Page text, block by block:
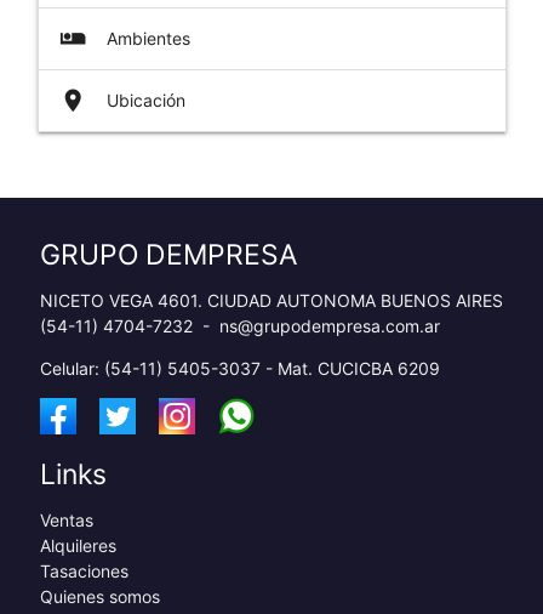
airline_seat_individual_suite Ambientes
place Ubicación
GRUPO DEMPRESA
NICETO VEGA 4601. CIUDAD AUTONOMA BUENOS AIRES
(54-11) 4704-7232- ns@grupodempresa.com.ar
Celular: (54-11) 5405-3037 - Mat. CUCICBA 6209
Links
Ventas
Alquileres
Tasaciones
Quienes somos